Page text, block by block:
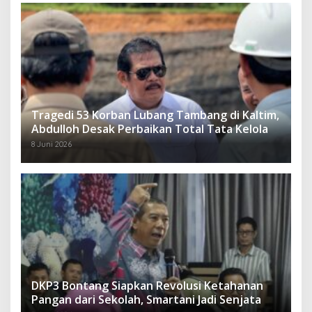
Tragedi 53 Korban Lubang Tambang di Kaltim,
Abdulloh Desak Perbaikan Total Tata Kelola
8 Juni 2026
DKP3 Bontang Siapkan Revolusi Ketahanan
Pangan dari Sekolah, Smartani Jadi Senjata